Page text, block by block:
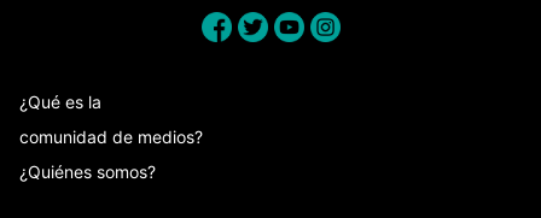
¿Qué es la
comunidad de medios?
¿Quiénes somos?